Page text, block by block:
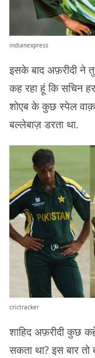
indianexpress
इसके बाद अफ़रीदी ने
कह रहा हूं कि सचिन
शोएब के कुछ स्पेल
बल्लेबाज़ डरता था.
crictracker
शाहिद अफ़रीदी कुछ
सकता था? इस बार